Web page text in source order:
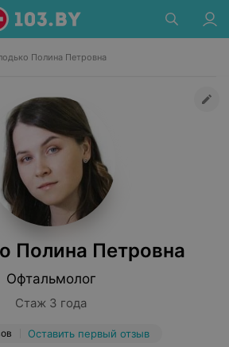
Полина Петровна
Полина Петровна
Офтальмолог
Стаж 3 года
Оставить первый отзыв